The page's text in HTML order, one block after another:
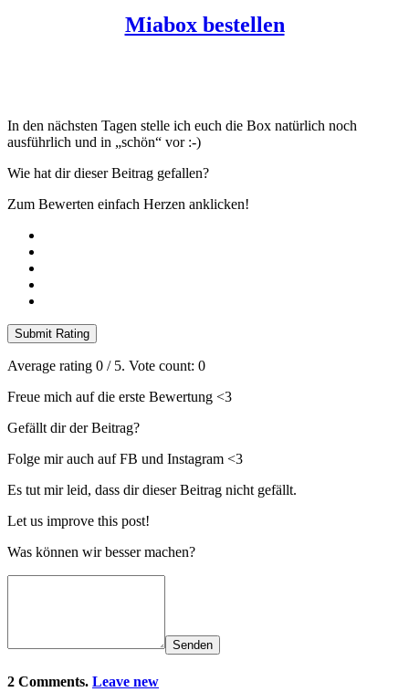
Miabox bestellen
In den nächsten Tagen stelle ich euch die Box natürlich noch
ausführlich und in „schön“ vor :-)
Wie hat dir dieser Beitrag gefallen?
Zum Bewerten einfach Herzen anklicken!
Submit Rating
Average rating 0 / 5. Vote count: 0
Freue mich auf die erste Bewertung <3
Gefällt dir der Beitrag?
Folge mir auch auf FB und Instagram <3
Es tut mir leid, dass dir dieser Beitrag nicht gefällt.
Let us improve this post!
Was können wir besser machen?
Senden
2 Comments. Leave new